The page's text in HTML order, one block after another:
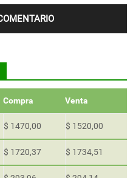
Compra Venta
$ 1470,00 $ 1520,00
$ 1720,37 $ 1734,51